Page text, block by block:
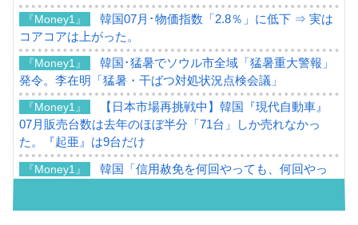
『Money1』
韓国07月･物価指数「2.8％」に低下 ⇒ 実は
コアコアは上がった。
『Money1』
韓国･猛暑でソウル市全域「猛暑重大警報」
発令。李在明「猛暑・干ばつ対処状況点検会議」
『Money1』
【日本市場再挑戦中】韓国『現代自動車』
07月販売台数は去年のほぼ半分「71台」しか売れなかっ
た。『起亜』は9台だけ
『Money1』
韓国「信用赦免を何回やっても、何回やっ